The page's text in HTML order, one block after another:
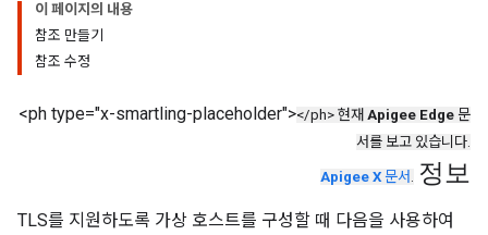
이 페이지의 내용
참조 만들기
참조 수정
<ph type="x-smartling-placeholder"></ph> 현재 Apigee Edge 문
서를 보고 있습니다.
Apigee X 문서 . 정보
TLS를 지원하도록 가상 호스트를 구성할 때 다음을 사용하여